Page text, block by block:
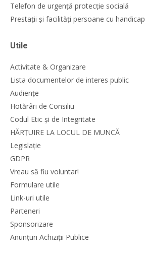
Telefon de urgență protecție socială
Prestații și facilități persoane cu handicap
Utile
Activitate & Organizare
Lista documentelor de interes public
Audiențe
Hotărâri de Consiliu
Codul Etic și de Integritate
HĂRȚUIRE LA LOCUL DE MUNCĂ
Legislație
GDPR
Vreau să fiu voluntar!
Formulare utile
Link-uri utile
Parteneri
Sponsorizare
Anunțuri Achiziții Publice